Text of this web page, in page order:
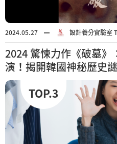
2024 驚悚力作《破墓》
演！揭開韓國神秘歷史
2024.05.27 設計養分實驗室
TOP.3